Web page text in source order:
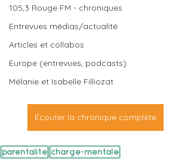
105,3 Rouge FM - chroniques
Entrevues médias/actualité
Articles et collabos
Europe (entrevues, podcasts)
Mélanie et Isabelle Filliozat
Écouter la chronique complète
parentalité charge-mentale